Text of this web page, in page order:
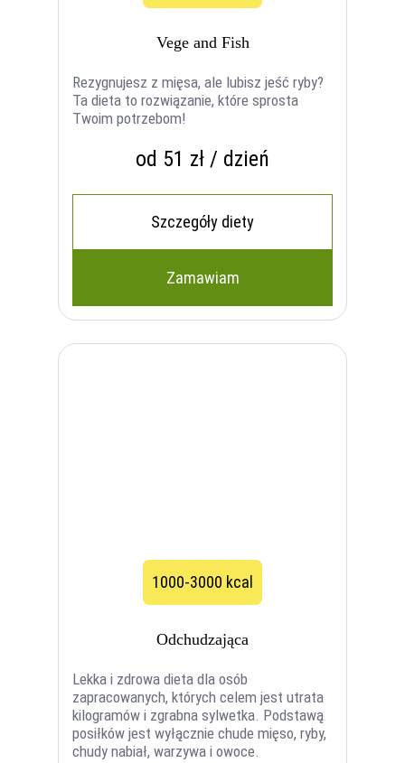
Vege and Fish
Rezygnujesz z mięsa, ale lubisz jeść ryby?
Ta dieta to rozwiązanie, które sprosta
Twoim potrzebom!
od 51 zł / dzień
Szczegóły diety
Zamawiam
1000-3000 kcal
Odchudzająca
Lekka i zdrowa dieta dla osób
zapracowanych, których celem jest utrata
kilogramów i zgrabna sylwetka. Podstawą
posiłków jest wyłącznie chude mięso, ryby,
chudy nabiał, warzywa i owoce.